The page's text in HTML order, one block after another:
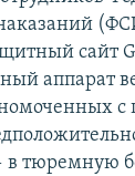
сайт
аппарат
с
тюремную